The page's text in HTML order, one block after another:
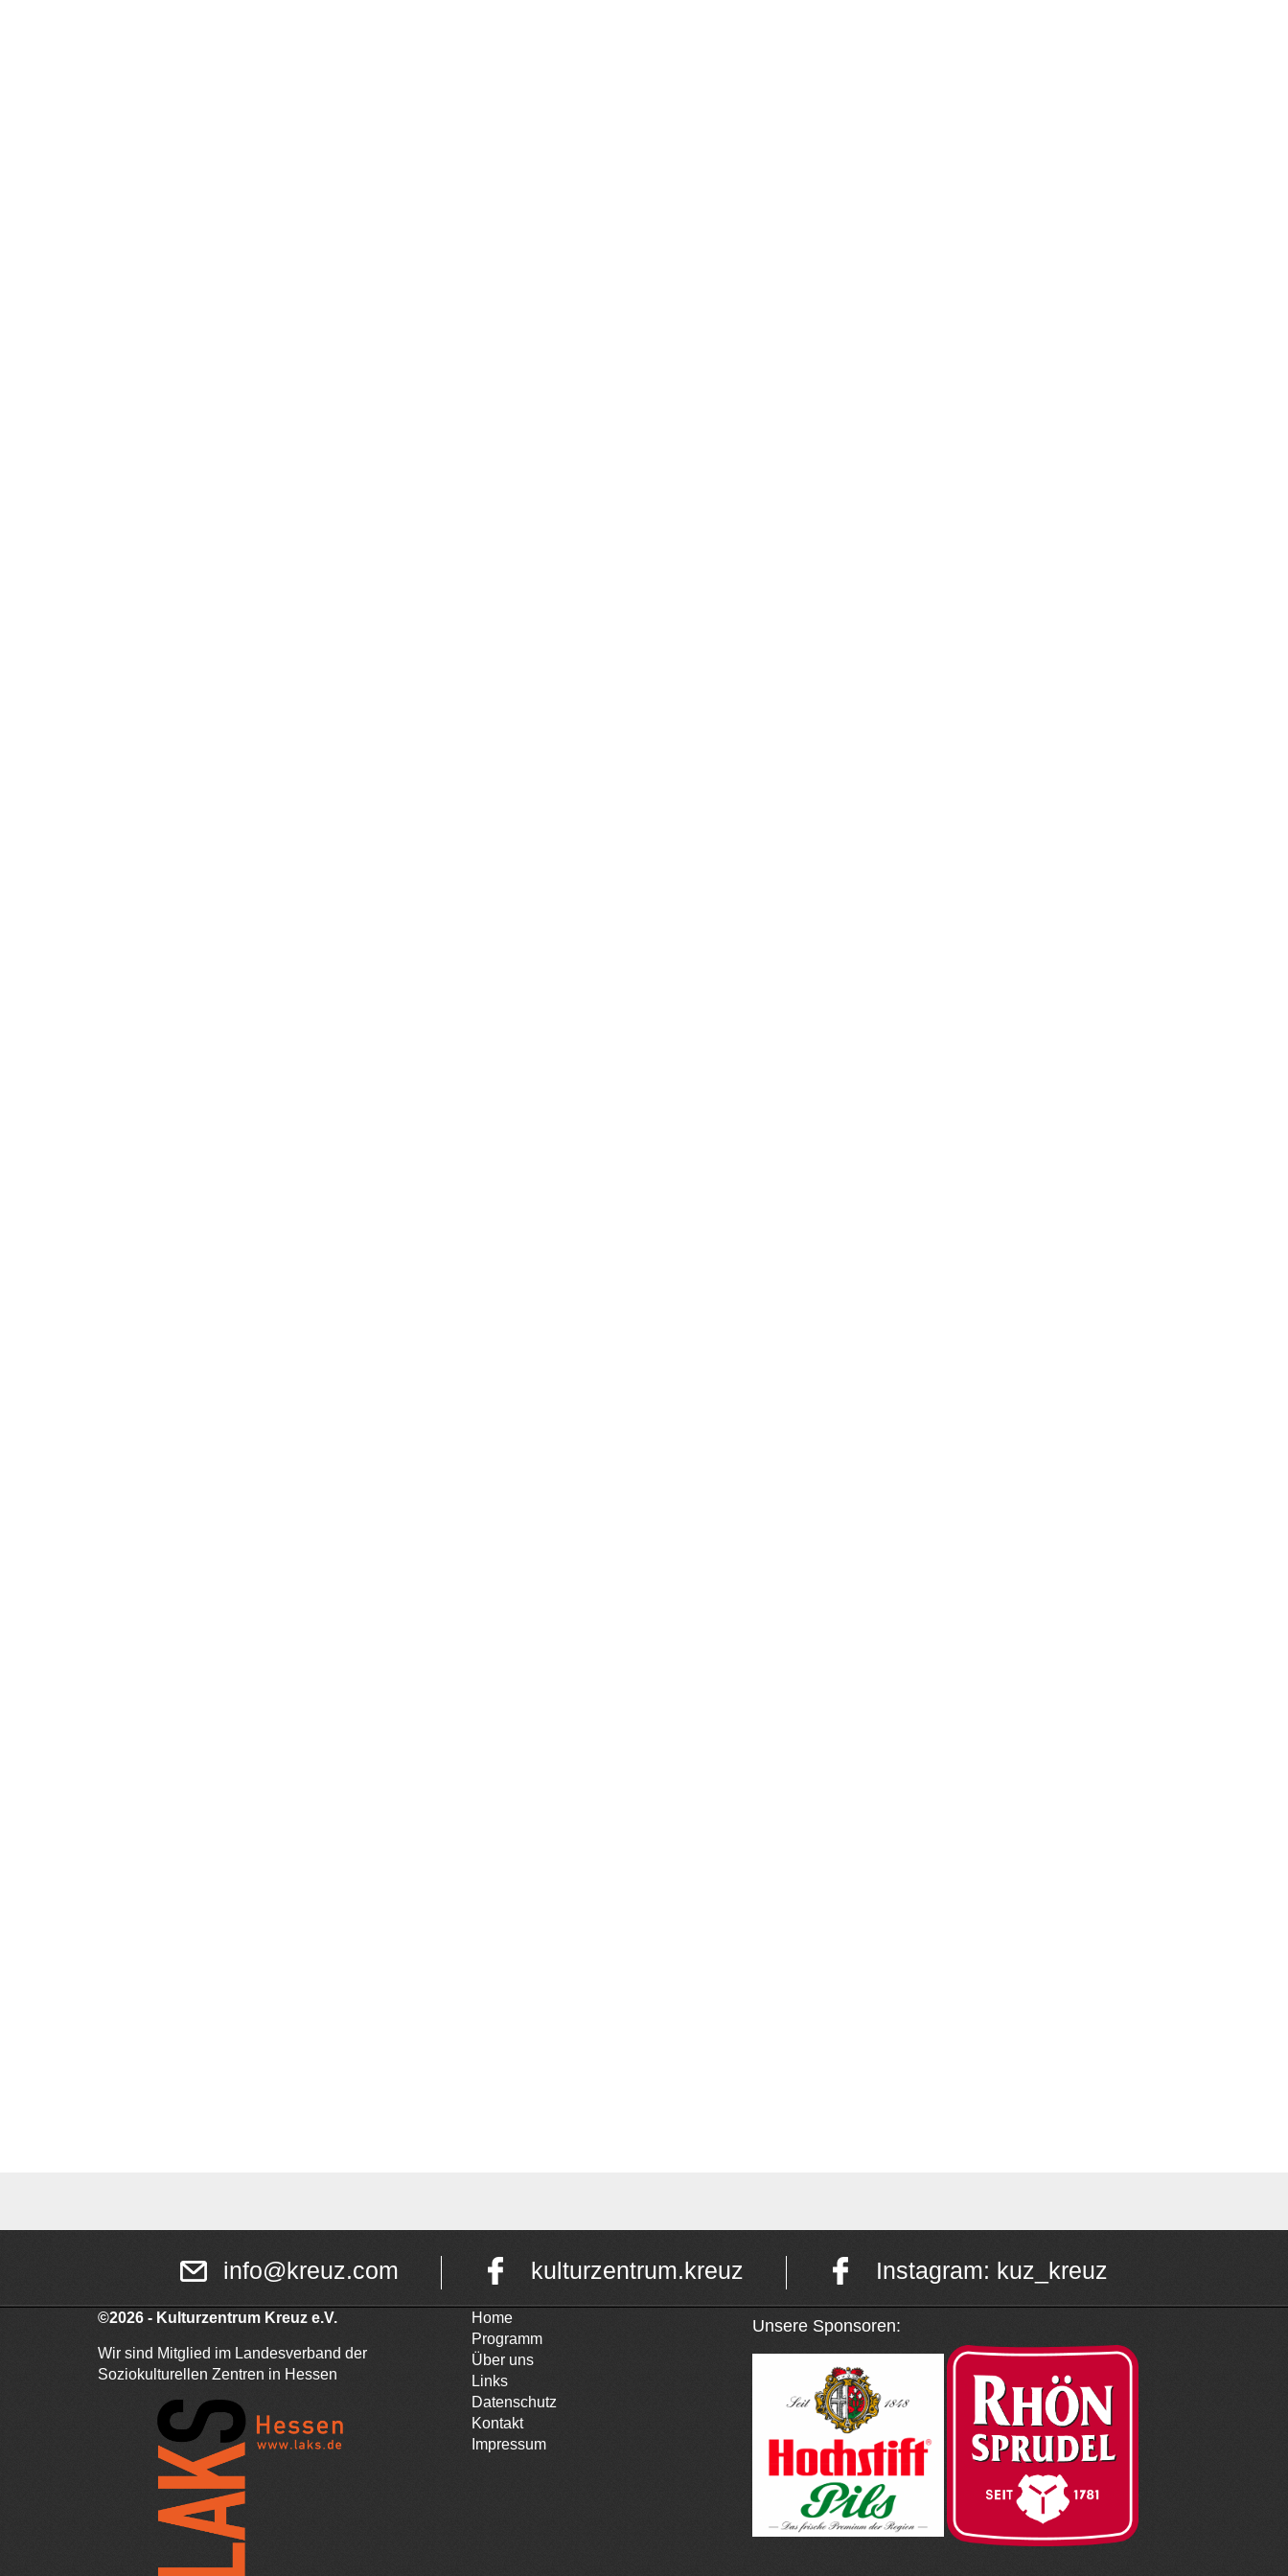
info@kreuz.com kulturzentrum.kreuz Instagram: kuz_kreuz
©2026 - Kulturzentrum Kreuz e.V.
Wir sind Mitglied im Landesverband der
Soziokulturellen Zentren in Hessen
Home
Programm
Über uns
Links
Datenschutz
Kontakt
Impressum
Unsere Sponsoren: